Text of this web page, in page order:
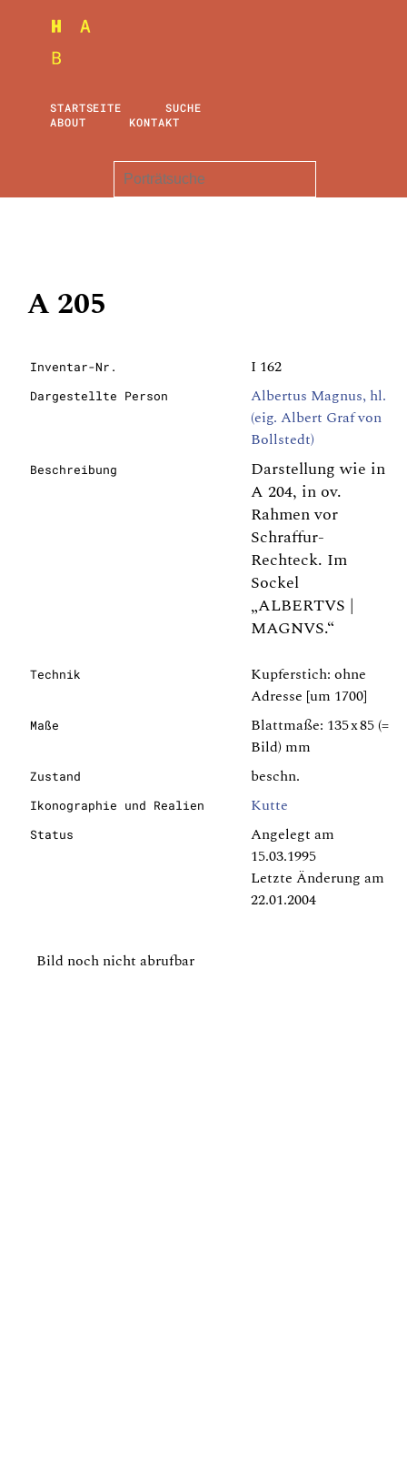
STARTSEITE
SUCHE
ABOUT
KONTAKT
A 205
Inventar-Nr. I 162
Dargestellte Person
Albertus Magnus, hl.
(eig. Albert Graf von
Bollstedt)
Beschreibung
Darstellung wie in
A 204, in ov.
Rahmen vor
Schraffur-
Rechteck. Im
Sockel
„ALBERTVS |
MAGNVS.“
Technik
Kupferstich: ohne
Adresse [um 1700]
Maße
Blattmaße: 135 x 85 (=
Bild) mm
Zustand beschn.
Ikonographie und Realien Kutte
Status
Angelegt am
15.03.1995
Letzte Änderung am
22.01.2004
Bild noch nicht abrufbar